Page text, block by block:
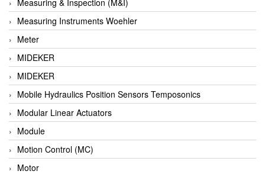
Basco
Baumer
Baumuller Vietnam
Baykee
BBC Bircher Smart Access
BCS ITALY
BEA SENSORS
Beacon Extender
Beckhoff
Measuring Instruments Woehler
Meter
MIDEKER
MIDEKER
Mobile Hydraulics Position Sensors Temposonics
Modular Linear Actuators
Module
Motion Control (MC)
Motor